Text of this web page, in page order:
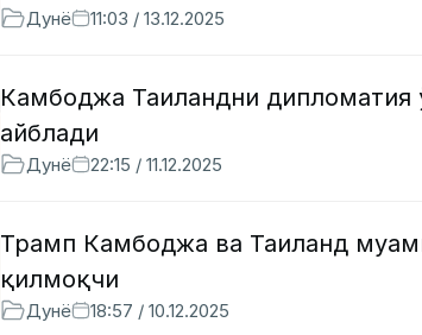
Дунё 11:03 / 13.12.2025
Камбоджа Таиландни дипломатия
айблади
Дунё 22:15 / 11.12.2025
Трамп Камбоджа ва Таиланд
қилмоқчи
Дунё 18:57 / 10.12.2025